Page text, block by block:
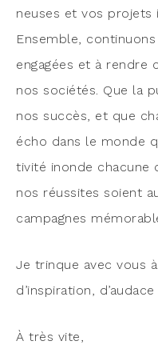
neuses et vos pro­jets
Ensemble,
enga­gées et à rendre
nos socié­tés. Que la
nos suc­cès, et que
écho dans le monde
ti­vi­té inonde cha­cune
nos réus­sites soient
cam­pagnes
Je trinque avec vous
d’inspiration,
À très vite,